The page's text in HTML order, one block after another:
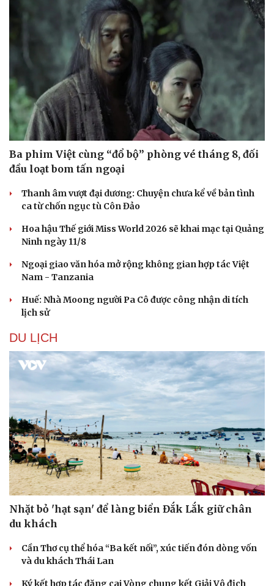
Du lịch
Tư vấn
Săn Tour
check-in
Podcast
Đọc truyện đêm khuya
Cửa sổ tình yêu
Hạt giống tâm hồn
Ba phim Việt cùng “đổ bộ” phòng vé tháng 8, đối
đầu loạt bom tấn ngoại
Thanh âm vượt đại dương: Chuyện chưa kể về bản tình
ca từ chốn ngục tù Côn Đảo
Hoa hậu Thế giới Miss World 2026 sẽ khai mạc tại Quảng
Ninh ngày 11/8
Ngoại giao văn hóa mở rộng không gian hợp tác Việt
Nam - Tanzania
Huế: Nhà Moong người Pa Cô được công nhận di tích
lịch sử
DU LỊCH
Nhặt bỏ 'hạt sạn' để làng biển Đắk Lắk giữ chân
du khách
Cần Thơ cụ thể hóa “Ba kết nối”, xúc tiến đón dòng vốn
và du khách Thái Lan
Ký kết hợp tác đăng cai Vòng chung kết Giải Vô địch